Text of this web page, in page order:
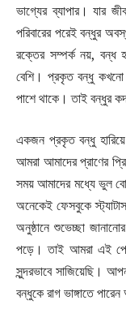
ভাগ্যের ব্যাপার। যার
পরিবারের পরেই বন্ধুর
রক্তের সম্পর্ক নয়, বন্ধ
বেশি। প্রকৃত বন্ধু
পাশে থাকে। তাই বন্ধুর
একজন প্রকৃত বন্ধু
আমরা আমাদের প্রাণের
সময় আমাদের মধ্যে ভুল
অনেকেই ফেসবুকে
অনুষ্ঠানে শুভেচ্ছা
পড়ে। তাই আমরা এই
সুন্দরভাবে সাজিয়েছি।
বন্ধুকে রাগ ভাঙ্গাতে